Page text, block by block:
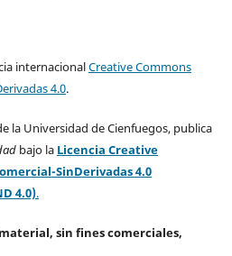
internacionalCreative Commons
4.0.
la Universidad de Cienfuegos, publica
bajo la Licencia Creative
SinDerivadas 4.0
4.0).
sin fines comerciales,